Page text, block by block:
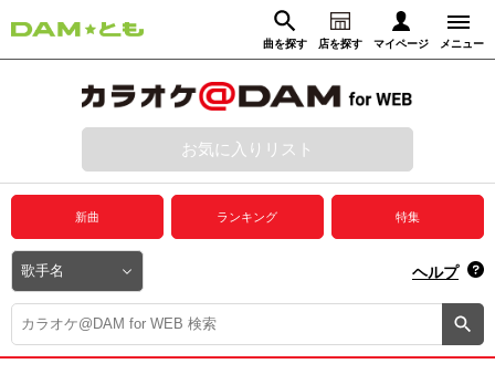
曲を探す 店を探す マイページ メニュー
動画からさがす 録音からさがす
ログイン
プレミアムサービス
DAM★とも動画
DAM★とも録音
カラオケ＠DAM
お気に入りリスト
新曲 ランキング 特集
ヘルプ